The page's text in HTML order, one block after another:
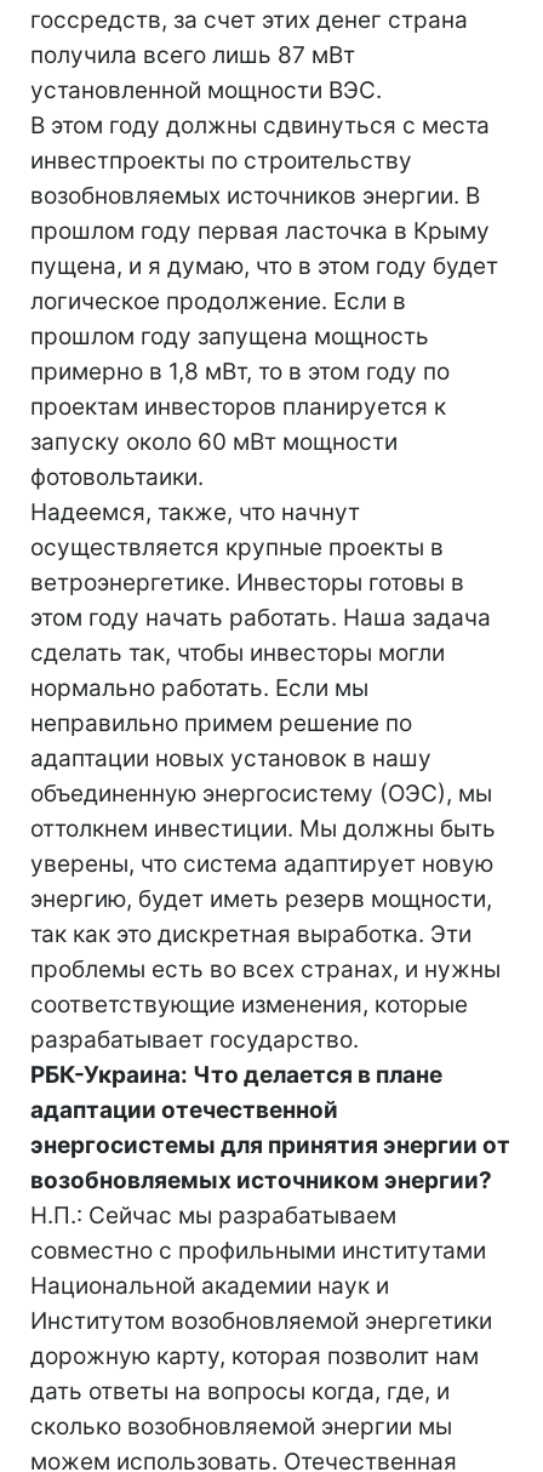
госсредств, за счет этих денег страна
получила всего лишь 87 мВт
установленной мощности ВЭС.
В этом году должны сдвинуться с места
инвестпроекты по строительству
возобновляемых источников энергии. В
прошлом году первая ласточка в Крыму
пущена, и я думаю, что в этом году будет
логическое продолжение. Если в
прошлом году запущена мощность
примерно в 1,8 мВт, то в этом году по
проектам инвесторов планируется к
запуску около 60 мВт мощности
фотовольтаики.
Надеемся, также, что начнут
осуществляется крупные проекты в
ветроэнергетике. Инвесторы готовы в
этом году начать работать. Наша задача
сделать так, чтобы инвесторы могли
нормально работать. Если мы
неправильно примем решение по
адаптации новых установок в нашу
объединенную энергосистему (ОЭС), мы
оттолкнем инвестиции. Мы должны быть
уверены, что система адаптирует новую
энергию, будет иметь резерв мощности,
так как это дискретная выработка. Эти
проблемы есть во всех странах, и нужны
соответствующие изменения, которые
разрабатывает государство.
РБК-Украина: Что делается в плане
адаптации отечественной
энергосистемы для принятия энергии от
возобновляемых источником энергии?
Н.П.: Сейчас мы разрабатываем
совместно с профильными институтами
Национальной академии наук и
Институтом возобновляемой энергетики
дорожную карту, которая позволит нам
дать ответы на вопросы когда, где, и
сколько возобновляемой энергии мы
можем использовать. Отечественная